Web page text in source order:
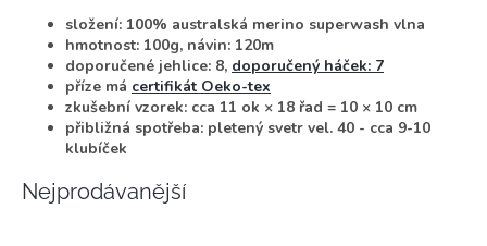
složení: 100% australská merino superwash vlna
hmotnost: 100g, návin: 120m
doporučené jehlice: 8, doporučený háček: 7
příze má certifikát Oeko-tex
zkušební vzorek: cca 11 ok × 18 řad = 10 × 10 cm
přibližná spotřeba: pletený svetr vel. 40 - cca 9-10
klubíček
Nejprodávanější